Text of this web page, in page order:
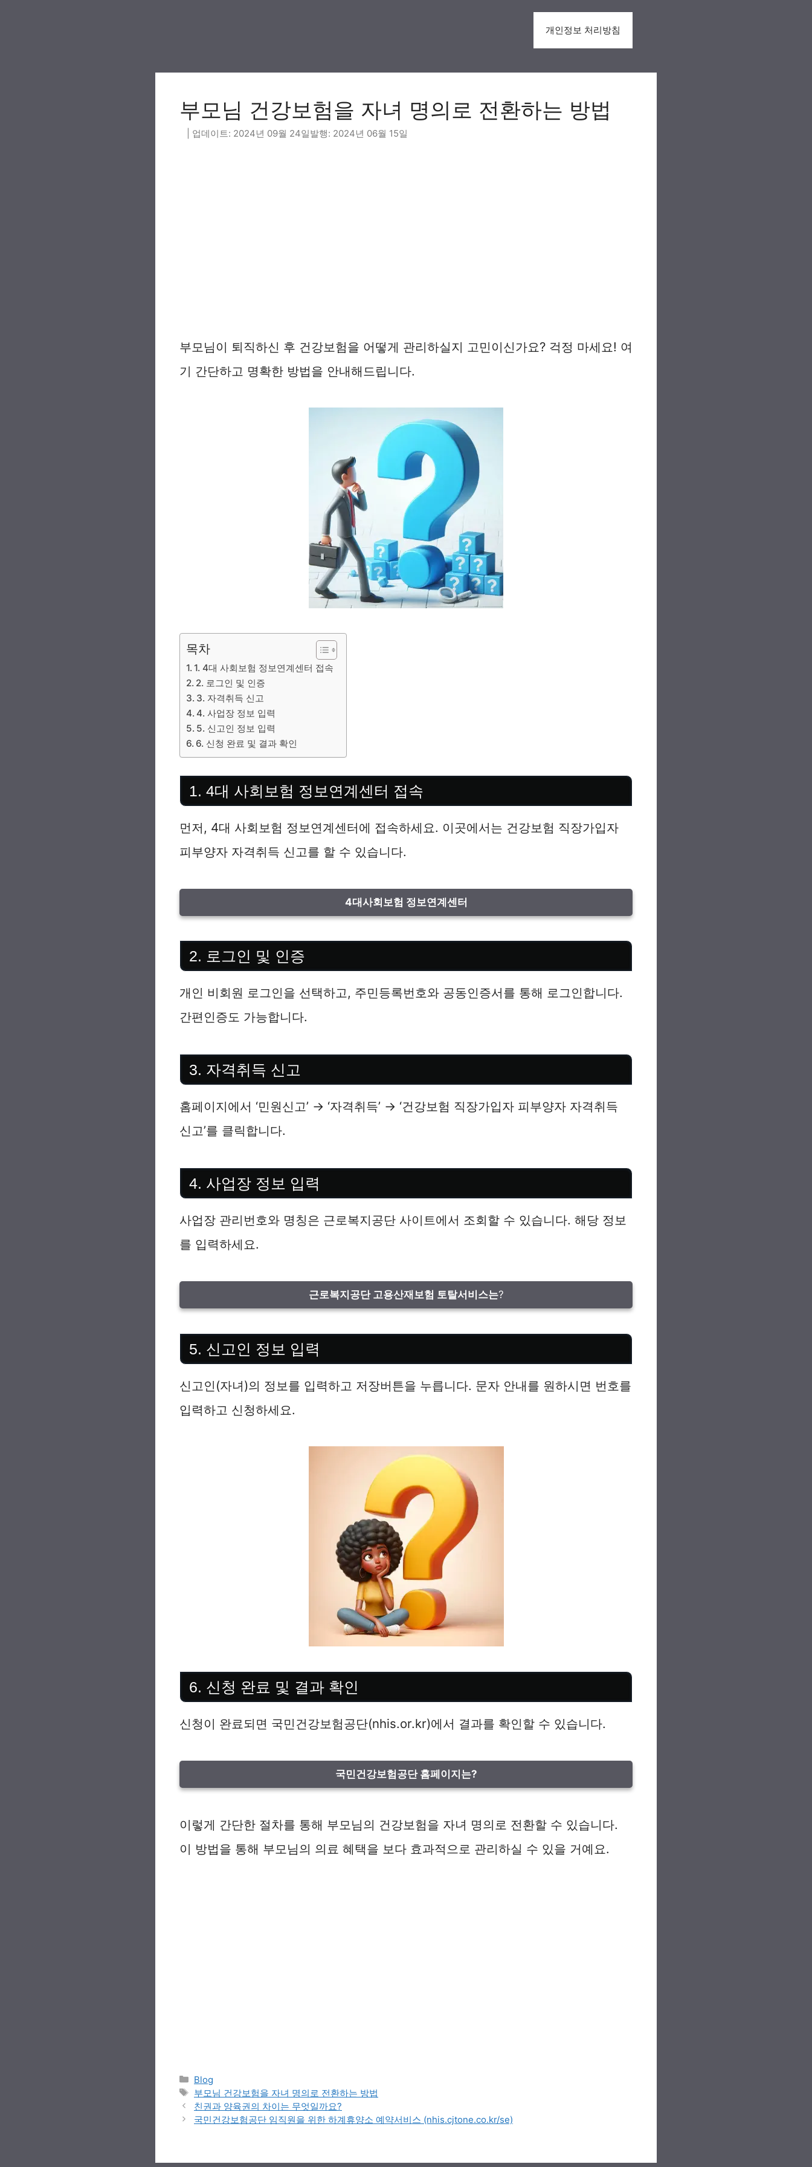
개인정보 처리방침
부모님 건강보험을 자녀 명의로 전환하는 방법
2024년 09월 24일 2024년 06월 15일
부모님이 퇴직하신 후 건강보험을 어떻게 관리하실지 고민이신가요? 걱정 마세요! 여
기 간단하고 명확한 방법을 안내해드립니다.
목차
1. 4대 사회보험 정보연계센터 접속
2. 로그인 및 인증
3. 자격취득 신고
4. 사업장 정보 입력
5. 신고인 정보 입력
6. 신청 완료 및 결과 확인
1. 4대 사회보험 정보연계센터 접속
먼저, 4대 사회보험 정보연계센터에 접속하세요. 이곳에서는 건강보험 직장가입자
피부양자 자격취득 신고를 할 수 있습니다.
4대사회보험 정보연계센터
2. 로그인 및 인증
개인 비회원 로그인을 선택하고, 주민등록번호와 공동인증서를 통해 로그인합니다.
간편인증도 가능합니다.
3. 자격취득 신고
홈페이지에서 ‘민원신고’ → ‘자격취득’ → ‘건강보험 직장가입자 피부양자 자격취득
신고’를 클릭합니다.
4. 사업장 정보 입력
사업장 관리번호와 명칭은 근로복지공단 사이트에서 조회할 수 있습니다. 해당 정보
를 입력하세요.
근로복지공단 고용산재보험 토탈서비스는?
5. 신고인 정보 입력
신고인(자녀)의 정보를 입력하고 저장버튼을 누릅니다. 문자 안내를 원하시면 번호를
입력하고 신청하세요.
6. 신청 완료 및 결과 확인
신청이 완료되면 국민건강보험공단(nhis.or.kr)에서 결과를 확인할 수 있습니다.
국민건강보험공단 홈페이지는?
이렇게 간단한 절차를 통해 부모님의 건강보험을 자녀 명의로 전환할 수 있습니다.
이 방법을 통해 부모님의 의료 혜택을 보다 효과적으로 관리하실 수 있을 거예요.
Categories
Blog
Tags
부모님 건강보험을 자녀 명의로 전환하는 방법
친권과 양육권의 차이는 무엇일까요?
국민건강보험공단 임직원을 위한 하계휴양소 예약서비스 (nhis.cjtone.co.kr/se)